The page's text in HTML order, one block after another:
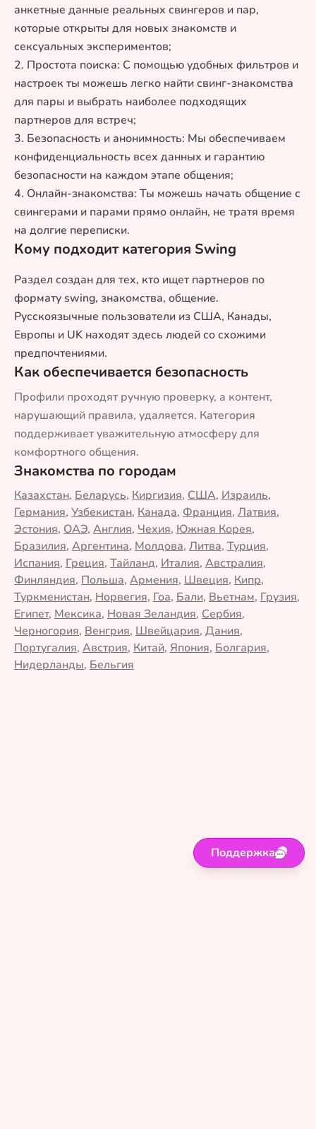
анкетные данные реальных свингеров и пар,
которые открыты для новых знакомств и
сексуальных экспериментов;
2. Простота поиска: С помощью удобных фильтров и
настроек ты можешь легко найти свинг-знакомства
для пары и выбрать наиболее подходящих
партнеров для встреч;
3. Безопасность и анонимность: Мы обеспечиваем
конфиденциальность всех данных и гарантию
безопасности на каждом этапе общения;
4. Онлайн-знакомства: Ты можешь начать общение с
свингерами и парами прямо онлайн, не тратя время
на долгие переписки.
Кому подходит категория Swing
Раздел создан для тех, кто ищет партнеров по
формату swing, знакомства, общение.
Русскоязычные пользователи из США, Канады,
Европы и UK находят здесь людей со схожими
предпочтениями.
Как обеспечивается безопасность
Профили проходят ручную проверку, а контент,
нарушающий правила, удаляется. Категория
поддерживает уважительную атмосферу для
комфортного общения.
Знакомства по городам
Казахстан, Беларусь, Киргизия, США, Израиль,
Германия, Узбекистан, Канада, Франция, Латвия,
Эстония, ОАЭ, Англия, Чехия, Южная Корея,
Бразилия, Аргентина, Молдова, Литва, Турция,
Испания, Греция, Тайланд, Италия, Австралия,
Финляндия, Польша, Армения, Швеция, Кипр,
Туркменистан, Норвегия, Гоа, Бали, Вьетнам, Грузия,
Египет, Мексика, Новая Зеландия, Сербия,
Черногория, Венгрия, Швейцария, Дания,
Португалия, Австрия, Китай, Япония, Болгария,
Нидерланды, Бельгия
Поддержка